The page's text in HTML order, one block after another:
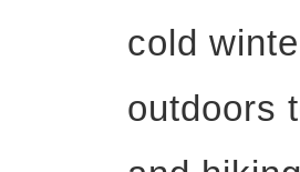
cold
outdoors